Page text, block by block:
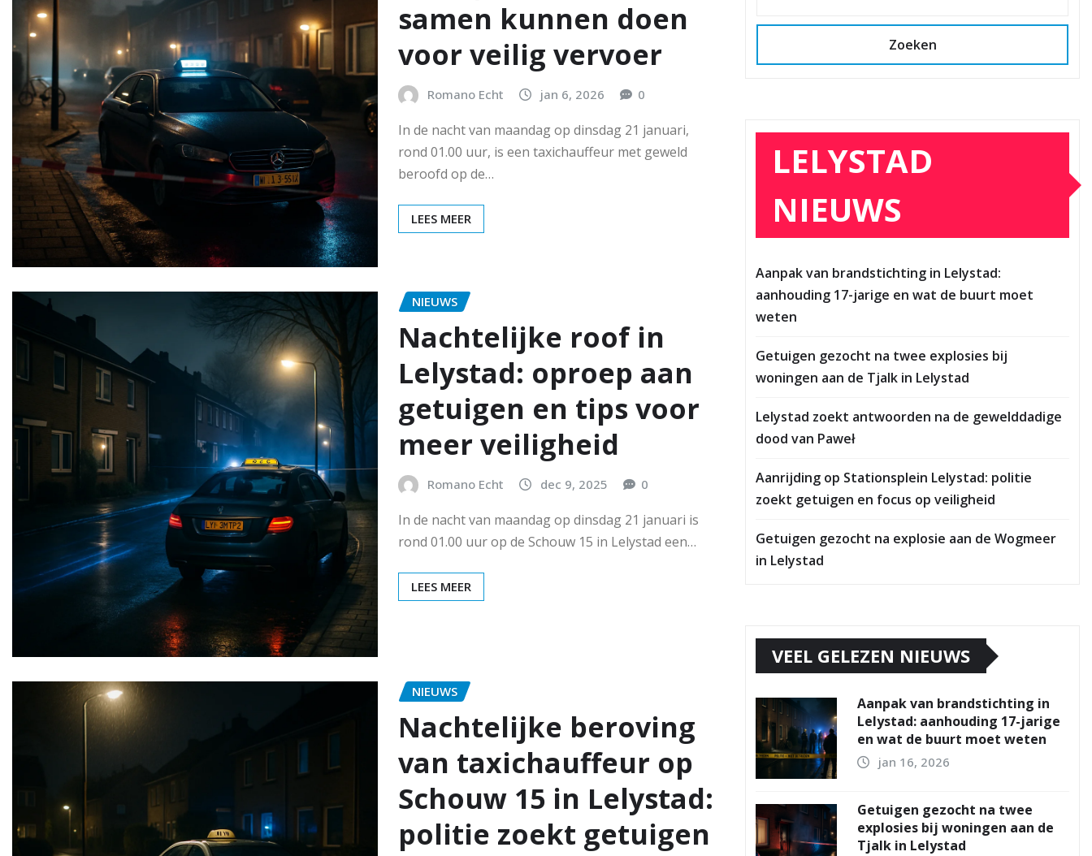
samen kunnen doen
voor veilig vervoer
Romano Echt jan 6, 2026 0
In de nacht van maandag op dinsdag 21 januari,
rond 01.00 uur, is een taxichauffeur met geweld
beroofd op de…
LEES MEER
NIEUWS
Nachtelijke roof in
Lelystad: oproep aan
getuigen en tips voor
meer veiligheid
Romano Echt dec 9, 2025 0
In de nacht van maandag op dinsdag 21 januari is
rond 01.00 uur op de Schouw 15 in Lelystad een…
LEES MEER
NIEUWS
Nachtelijke beroving
van taxichauffeur op
Schouw 15 in Lelystad:
politie zoekt getuigen
Zoeken
LELYSTAD
NIEUWS
Aanpak van brandstichting in Lelystad:
aanhouding 17-jarige en wat de buurt moet
weten
Getuigen gezocht na twee explosies bij
woningen aan de Tjalk in Lelystad
Lelystad zoekt antwoorden na de gewelddadige
dood van Paweł
Aanrijding op Stationsplein Lelystad: politie
zoekt getuigen en focus op veiligheid
Getuigen gezocht na explosie aan de Wogmeer
in Lelystad
VEEL GELEZEN NIEUWS
Aanpak van brandstichting in
Lelystad: aanhouding 17-jarige
en wat de buurt moet weten
jan 16, 2026
Getuigen gezocht na twee
explosies bij woningen aan de
Tjalk in Lelystad